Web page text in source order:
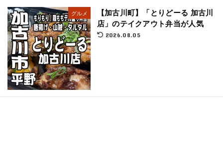
グルメ
【加古川町】「とりどーる 加古川
店」のテイクアウト弁当が人気
2026.08.05